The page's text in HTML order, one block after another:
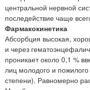
центральной нервной
последействие чаще
Фармакокинетика
Абсорбция высокая,
и через
проникает около 0,1 %
лиц молодого и
степени). Равномерно